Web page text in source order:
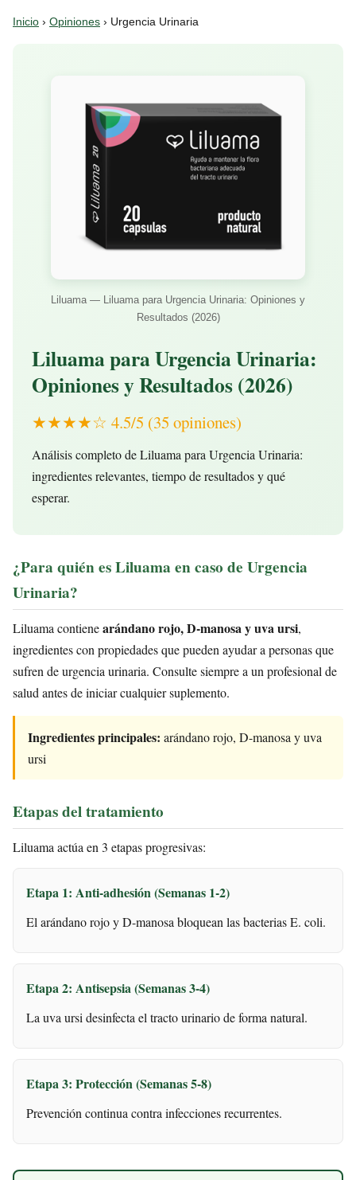
Inicio › Opiniones › Urgencia Urinaria
Liluama — Liluama para Urgencia Urinaria: Opiniones y
Resultados (2026)
Liluama para Urgencia Urinaria:
Opiniones y Resultados (2026)
★★★★☆ 4.5/5 (35 opiniones)
Análisis completo de Liluama para Urgencia Urinaria:
ingredientes relevantes, tiempo de resultados y qué
esperar.
¿Para quién es Liluama en caso de Urgencia
Urinaria?
Liluama contienearándano rojo, D-manosa y uva ursi,
ingredientes con propiedades que pueden ayudar a personas que
sufren de urgencia urinaria. Consulte siempre a un profesional de
salud antes de iniciar cualquier suplemento.
Ingredientes principales: arándano rojo, D-manosa y uva
ursi
Etapas del tratamiento
Liluama actúa en 3 etapas progresivas:
Etapa 1: Anti-adhesión (Semanas 1-2)
El arándano rojo y D-manosa bloquean las bacterias E. coli.
Etapa 2: Antisepsia (Semanas 3-4)
La uva ursi desinfecta el tracto urinario de forma natural.
Etapa 3: Protección (Semanas 5-8)
Prevención continua contra infecciones recurrentes.